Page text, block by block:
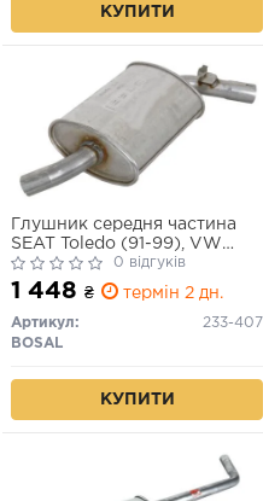
КУПИТИ
Глушник середня частина
SEAT Toledo (91-99), VW
GOLF II (87-92), VW Jetta II
(83-92) 1.0-1.6 8V (233-407)
BOSAL
0 відгуків
1 448 ₴ термін 2 дн.
Артикул:
233-407
BOSAL
КУПИТИ